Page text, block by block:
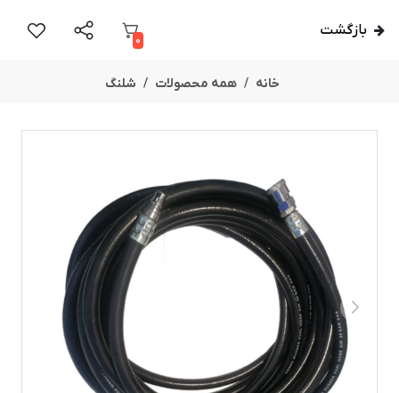
بازگشت
0
خانه همه محصولات شلنگ